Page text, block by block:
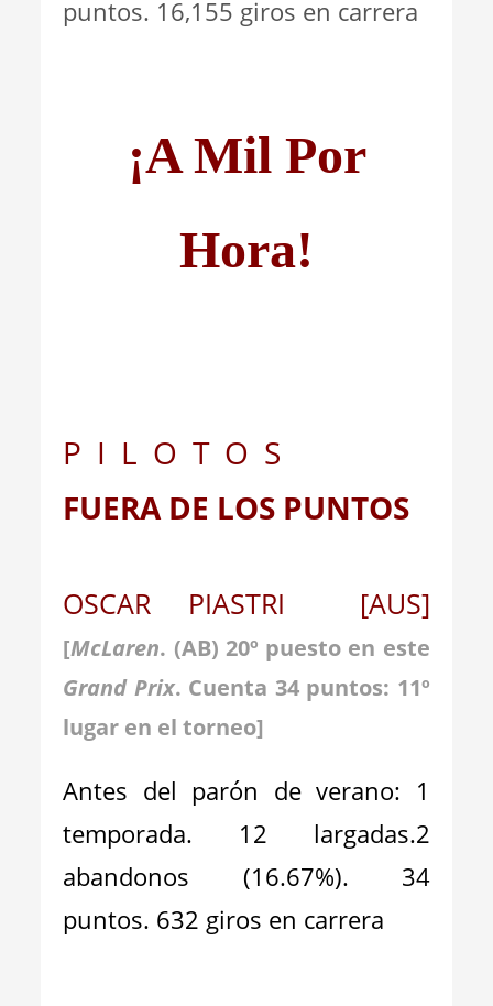
puntos. 16,155 giros en carrera
¡A Mil Por
Hora!
P I L O T O S
FUERA DE LOS PUNTOS
OSCAR PIASTRI [AUS]
[McLaren. (AB) 20º puesto en este
Grand Prix. Cuenta 34 puntos: 11º
lugar en el torneo]
Antes del parón de verano: 1
temporada. 12 largadas.2
abandonos (16.67%). 34
puntos. 632 giros en carrera